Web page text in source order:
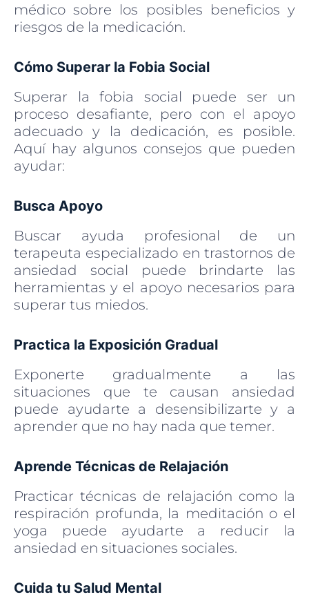
médico sobre los posibles beneficios y
riesgos de la medicación.
Cómo Superar la Fobia Social
Superar la fobia social puede ser un
proceso desafiante, pero con el apoyo
adecuado y la dedicación, es posible.
Aquí hay algunos consejos que pueden
ayudar:
Busca Apoyo
Buscar ayuda profesional de un
terapeuta especializado en trastornos de
ansiedad social puede brindarte las
herramientas y el apoyo necesarios para
superar tus miedos.
Practica la Exposición Gradual
Exponerte gradualmente a las
situaciones que te causan ansiedad
puede ayudarte a desensibilizarte y a
aprender que no hay nada que temer.
Aprende Técnicas de Relajación
Practicar técnicas de relajación como la
respiración profunda, la meditación o el
yoga puede ayudarte a reducir la
ansiedad en situaciones sociales.
Cuida tu Salud Mental